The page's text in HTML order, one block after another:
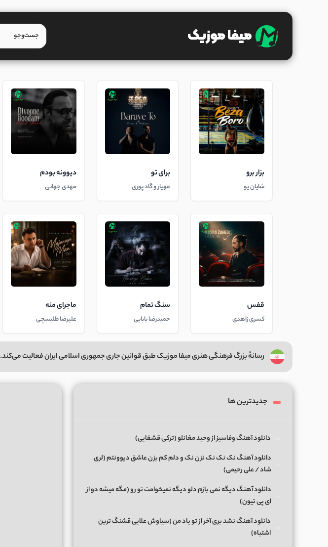
بزار برو
شایان یو
برای تو
مهیار و گاد پوری
دیوونه بودم
مهدی جهانی
قفس
کسری زاهدی
سنگ تمام
حمیدرضا بابایی
ماجرای منه
علیرضا طلیسچی
رسانهٔ بزرگ فرهنگی هنری میفا موزیک طبق قوانین جاری جمهوری اسلامی ایران فعالیت می‌کند.
جدیدترین ها
دانلود آهنگ وفاسیز از وحید مغانلو (ترکی قشقایی)
دانلود آهنگ نک نک نک نزن نک و دلم کم بزن عاشق دیوونتم (لری
شاد / علی رحیمی)
دانلود آهنگ دیگه نمی بازم دلو دیگه نمیخوامت تو رو (مگه میشه دو از
ای پی تیون)
دانلود آهنگ نشد بری آخر از تو یاد من (سیاوش علایی قشنگ ترین
اشتباه)